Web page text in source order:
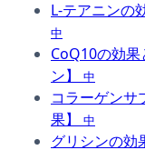
L-テアニンの
中
CoQ10の効
ン】
中
コラーゲンサ
果】
中
グリシンの効